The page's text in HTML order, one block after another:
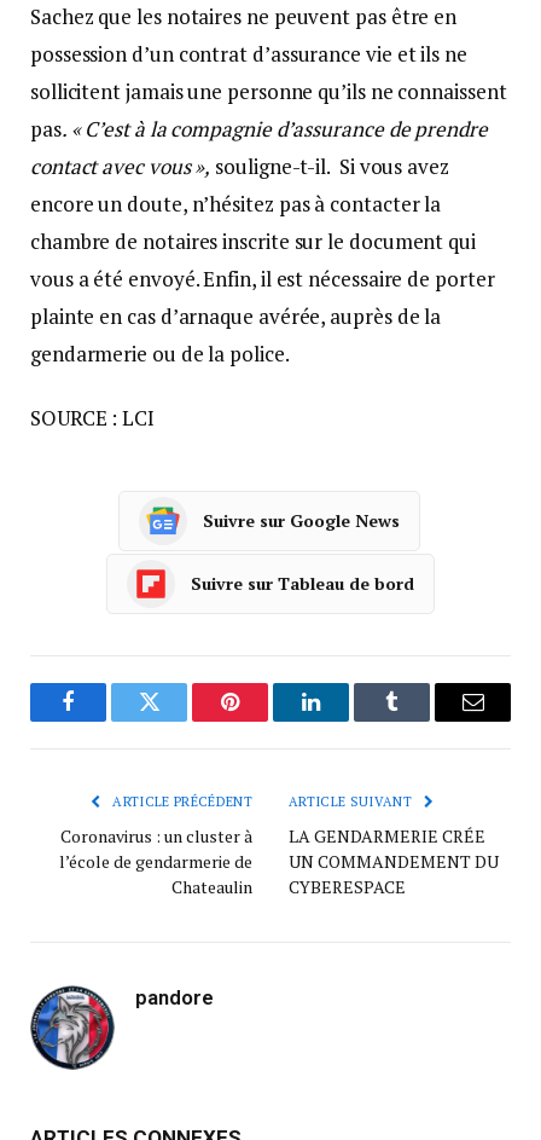
Sachez que les notaires ne peuvent pas être en
possession d’un contrat d’assurance vie et ils ne
sollicitent jamais une personne qu’ils ne connaissent
pas. « C’est à la compagnie d’assurance de prendre
contact avec vous », souligne-t-il. Si vous avez
encore un doute, n’hésitez pas à contacter la
chambre de notaires inscrite sur le document qui
vous a été envoyé. Enfin, il est nécessaire de porter
plainte en cas d’arnaque avérée, auprès de la
gendarmerie ou de la police.
SOURCE : LCI
Suivre sur Google News
Suivre sur Tableau de bord
FacebookTwitter Pinterest LinkedInTumblr
ARTICLE PRÉCÉDENT
Coronavirus : un cluster à
l’école de gendarmerie de
Chateaulin
ARTICLE SUIVANT
LA GENDARMERIE CRÉE
UN COMMANDEMENT DU
CYBERESPACE
pandore